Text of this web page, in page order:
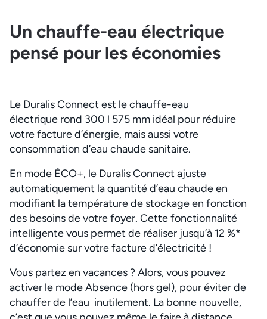
Un chauffe-eau électrique
pensé pour les économies
Le Duralis Connect est le chauffe-eau
électrique rond 300 l 575 mm idéal pour réduire
votre facture d’énergie, mais aussi votre
consommation d’eau chaude sanitaire.
En mode ÉCO+, le Duralis Connect ajuste
automatiquement la quantité d’eau chaude en
modifiant la température de stockage en fonction
des besoins de votre foyer. Cette fonctionnalité
intelligente vous permet de réaliser jusqu’à 12 %*
d’économie sur votre facture d’électricité !
Vous partez en vacances ? Alors, vous pouvez
activer le mode Absence (hors gel), pour éviter de
chauffer de l’eau inutilement. La bonne nouvelle,